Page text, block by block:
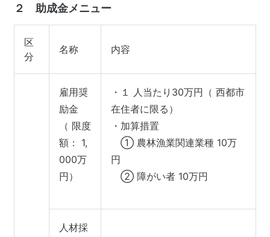
２ 助成金メニュー
区
分
名称 内容
雇用奨
励金
（ 限度
額： 1,
000万
円）
・１ 人当たり30万円（ 西都市
在住者に限る）
・加算措置
① 農林漁業関連業種 10万
円
② 障がい者 10万円
人材採